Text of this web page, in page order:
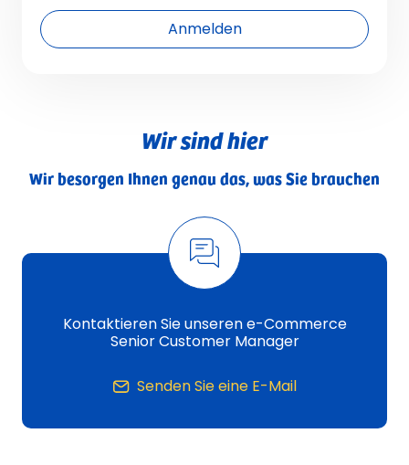
Anmelden
Wir sind hier
Wir besorgen Ihnen genau das, was Sie brauchen
Kontaktieren Sie unseren e-Commerce
Senior Customer Manager
Senden Sie eine E-Mail